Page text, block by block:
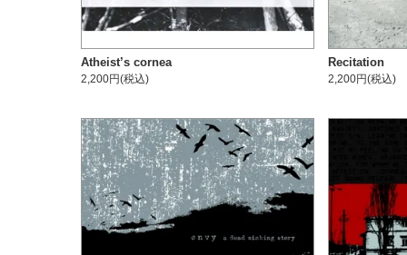
Atheist’s cornea
2,200円(税込)
Recitation
2,200円(税込)